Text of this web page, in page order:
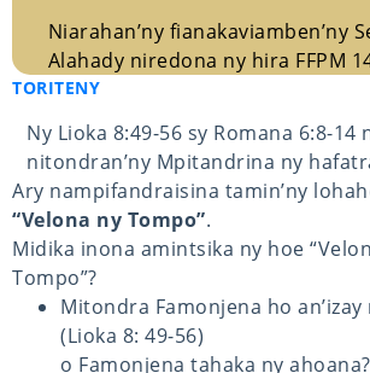
Niarahan’ny fianakaviamben’ny
Alahady niredona ny hira FFPM
TORITENY
Ny Lioka 8:49-56 sy Romana 6:8-14
nitondran’ny Mpitandrina ny
Ary nampifandraisina tamin’ny
“Velona ny Tompo”.
Midika inona amintsika ny hoe
Tompo”?
Mitondra Famonjena ho an’izay
(Lioka 8: 49-56)
o Famonjena tahaka ny ahoana?